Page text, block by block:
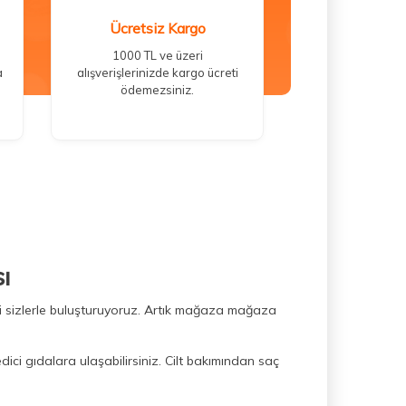
Ücretsiz Kargo
1000 TL ve üzeri
alışverişlerinizde kargo ücreti
ödemezsiniz.
sizlerle buluşturuyoruz. Artık mağaza mağaza
gıdalara ulaşabilirsiniz. Cilt bakımından saç